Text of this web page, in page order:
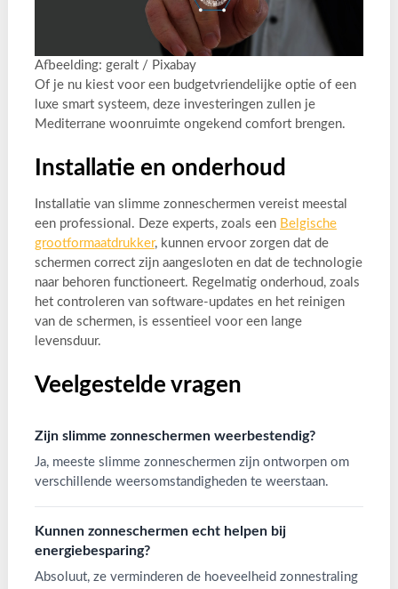
Afbeelding: geralt / Pixabay
Of je nu kiest voor een budgetvriendelijke optie of een
luxe smart systeem, deze investeringen zullen je
Mediterrane woonruimte ongekend comfort brengen.
Installatie en onderhoud
Installatie van slimme zonneschermen vereist meestal
een professional. Deze experts, zoals een Belgische
grootformaatdrukker, kunnen ervoor zorgen dat de
schermen correct zijn aangesloten en dat de technologie
naar behoren functioneert. Regelmatig onderhoud, zoals
het controleren van software-updates en het reinigen
van de schermen, is essentieel voor een lange
levensduur.
Veelgestelde vragen
Zijn slimme zonneschermen weerbestendig?
Ja, meeste slimme zonneschermen zijn ontworpen om
verschillende weersomstandigheden te weerstaan.
Kunnen zonneschermen echt helpen bij
energiebesparing?
Absoluut, ze verminderen de hoeveelheid zonnestraling